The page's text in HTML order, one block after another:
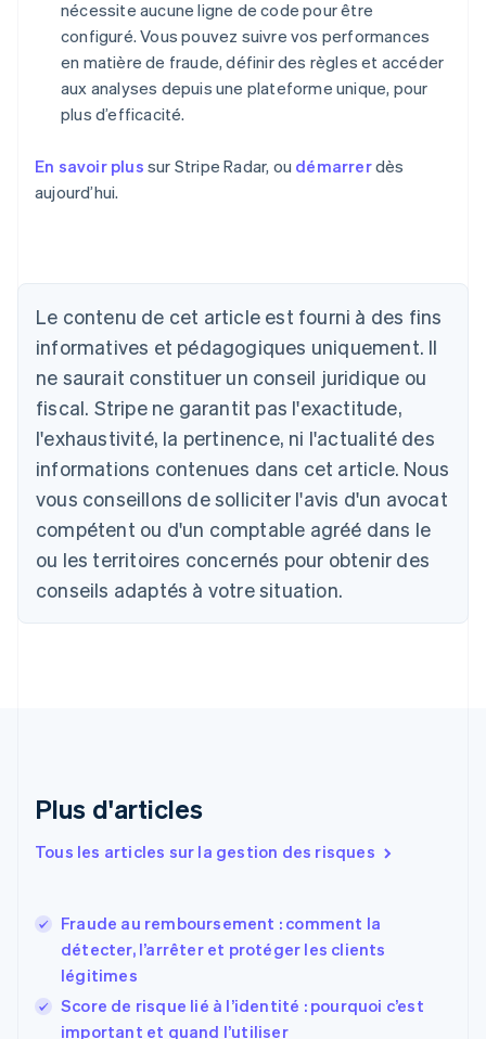
nécessite aucune ligne de code pour être
configuré. Vous pouvez suivre vos performances
en matière de fraude, définir des règles et accéder
aux analyses depuis une plateforme unique, pour
plus d’efficacité.
En savoir plus sur Stripe Radar, ou démarrerdès
aujourd’hui.
Le contenu de cet article est fourni à des fins
informatives et pédagogiques uniquement. Il
ne saurait constituer un conseil juridique ou
fiscal. Stripe ne garantit pas l'exactitude,
l'exhaustivité, la pertinence, ni l'actualité des
informations contenues dans cet article. Nous
vous conseillons de solliciter l'avis d'un avocat
compétent ou d'un comptable agréé dans le
ou les territoires concernés pour obtenir des
conseils adaptés à votre situation.
Plus d'articles
Tous les articles sur la gestion des risques
Fraude au remboursement : comment la
détecter, l’arrêter et protéger les clients
légitimes
Score de risque lié à l’identité : pourquoi c’est
important et quand l’utiliser
DeutschEnglish
English
Autriche
Deutsch English
Belgique
NederlandsFrançaisDeutschEnglish
Brésil
Bulgarie
English
Canada
English Français
Chine continentale
Espagne
Estonie
EnglishEspañol简体中文
Finlande
EnglishSvenska
FrançaisEnglish